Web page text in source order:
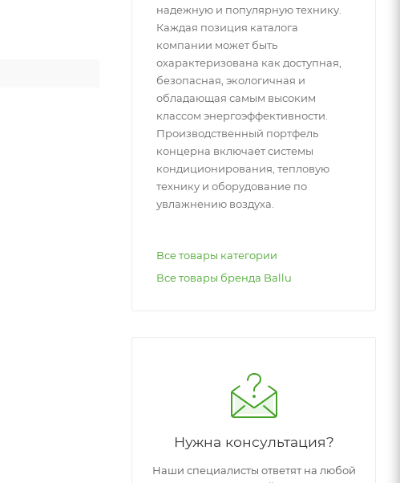
надежную и популярную технику.
Каждая позиция каталога
компании может быть
охарактеризована как доступная,
безопасная, экологичная и
обладающая самым высоким
классом энергоэффективности.
Производственный портфель
концерна включает системы
кондиционирования, тепловую
технику и оборудование по
увлажнению воздуха.
Все товары категории
Все товары бренда Ballu
Нужна консультация?
Наши специалисты ответят на любой